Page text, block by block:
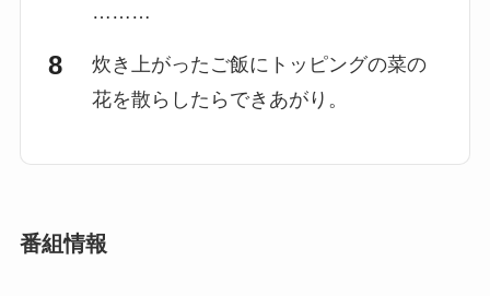
………
炊き上がったご飯にトッピングの菜の
花を散らしたらできあがり。
番組情報